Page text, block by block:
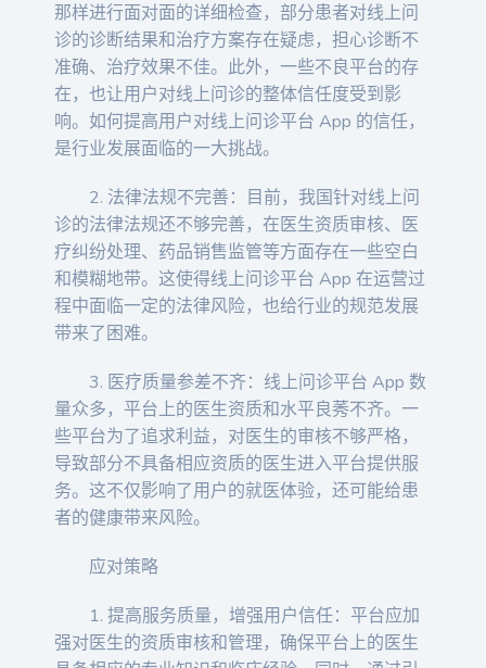
那样进行面对面的详细检查，部分患者对线上问
诊的诊断结果和治疗方案存在疑虑，担心诊断不
准确、治疗效果不佳。此外，一些不良平台的存
在，也让用户对线上问诊的整体信任度受到影
响。如何提高用户对线上问诊平台 App 的信任，
是行业发展面临的一大挑战。
2. 法律法规不完善：目前，我国针对线上问
诊的法律法规还不够完善，在医生资质审核、医
疗纠纷处理、药品销售监管等方面存在一些空白
和模糊地带。这使得线上问诊平台 App 在运营过
程中面临一定的法律风险，也给行业的规范发展
带来了困难。
3. 医疗质量参差不齐：线上问诊平台 App 数
量众多，平台上的医生资质和水平良莠不齐。一
些平台为了追求利益，对医生的审核不够严格，
导致部分不具备相应资质的医生进入平台提供服
务。这不仅影响了用户的就医体验，还可能给患
者的健康带来风险。
应对策略
1. 提高服务质量，增强用户信任：平台应加
强对医生的资质审核和管理，确保平台上的医生